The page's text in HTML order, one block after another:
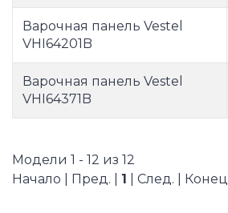
Варочная панель Vestel
VHI64201B
Варочная панель Vestel
VHI64371B
Модели 1 - 12 из 12
Начало | Пред. | 1 | След. | Конец